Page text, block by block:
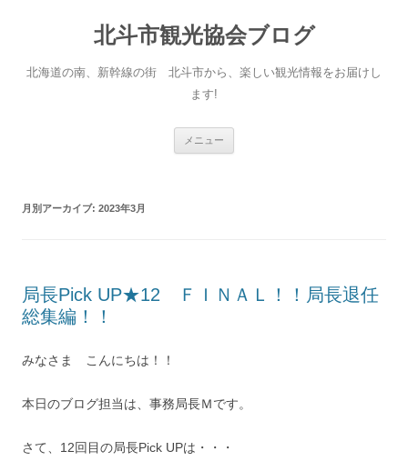
へ
ス
北斗市観光協会ブログ
北海道の南、新幹線の街 北斗市から、楽しい観光情報をお届けし
ます!
メニュー
月別アーカイブ: 2023年3月
局長Pick UP★12 ＦＩＮＡＬ！！局長退任
総集編！！
みなさま こんにちは！！
本日のブログ担当は、事務局長Ｍです。
さて、12回目の局長Pick UPは・・・